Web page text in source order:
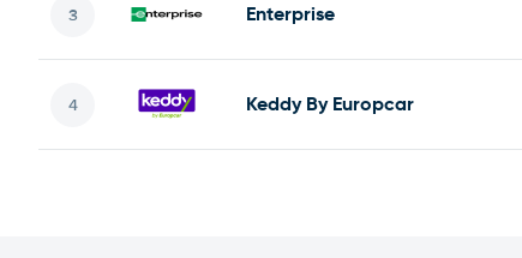
Enterprise
Keddy By Europcar